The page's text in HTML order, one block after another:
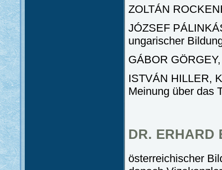
ZOLTÁN
JÓZSEF
ungarischer
GÁBOR
ISTVÁN HILLER,
Meinung über das
DR. ERHARD
österreichischer